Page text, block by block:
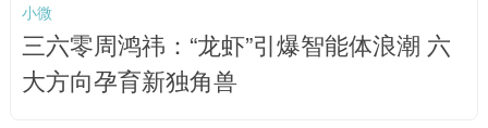
小微
三六零周鸿祎：“龙虾”引爆智能体浪潮 六
大方向孕育新独角兽